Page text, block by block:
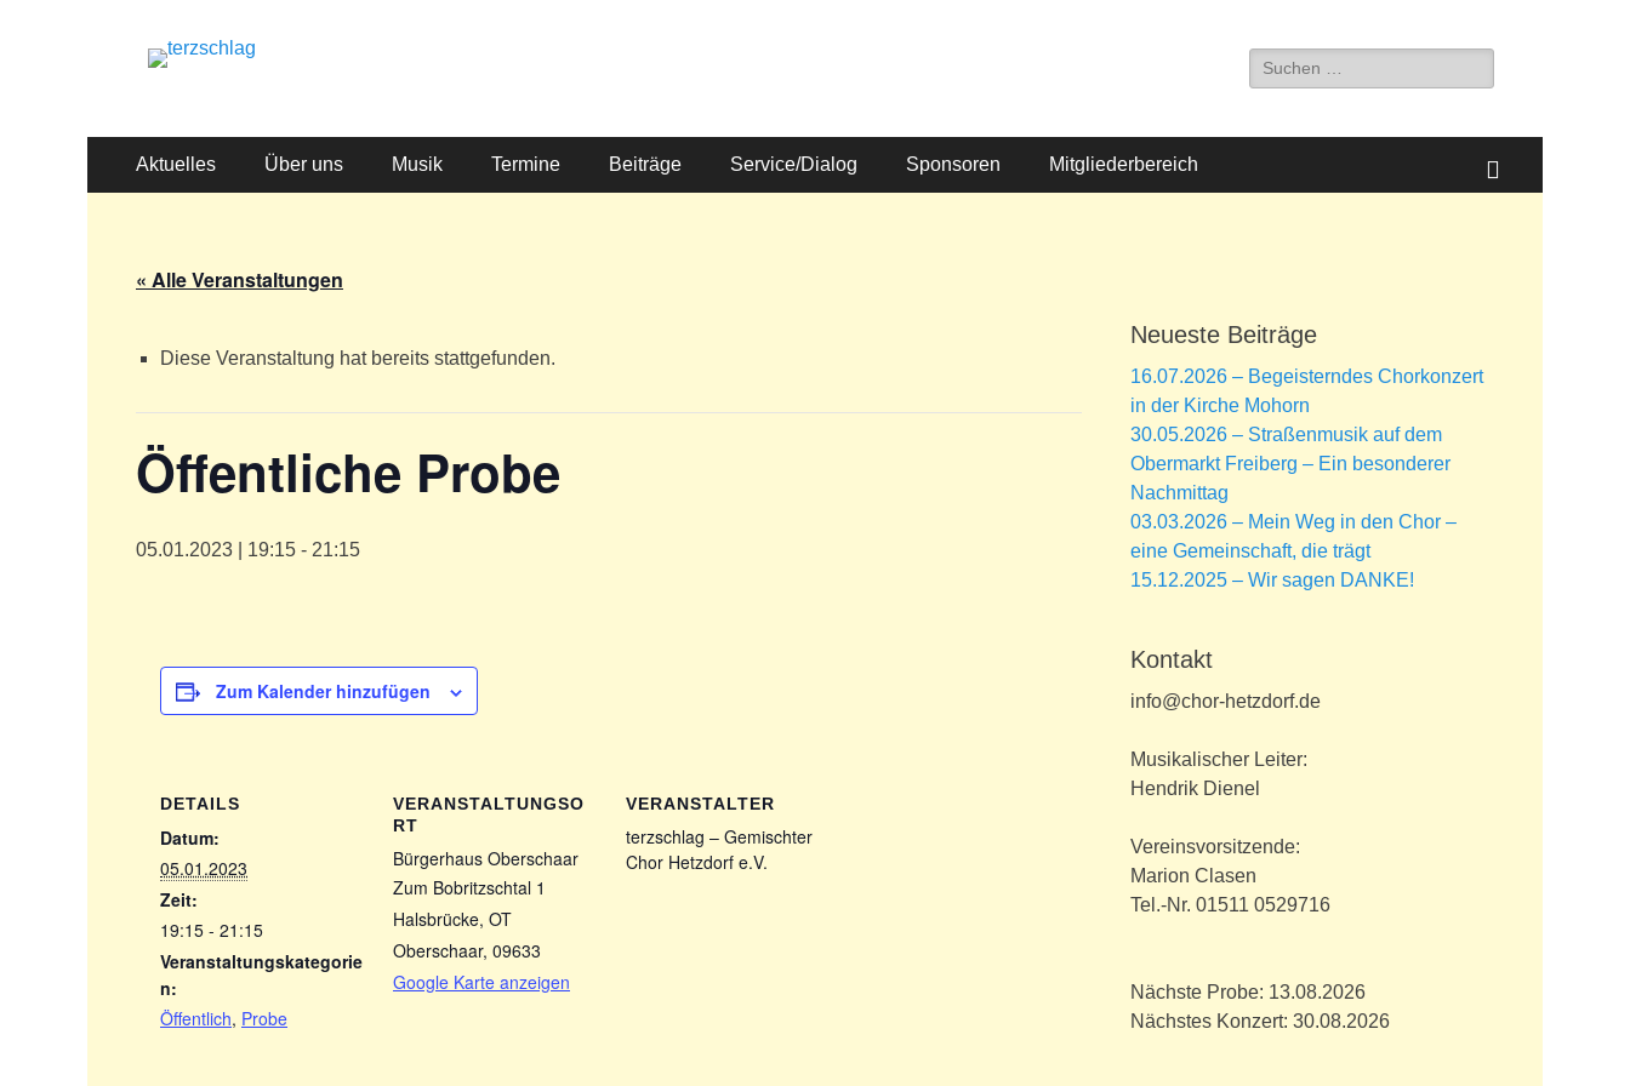
terzschlag
Gemischter Chor Hetzdorf e. V.
Suche
nach:
Primäres
Menü
Aktuelles Über uns Musik Termine Beiträge Service/Dialog Sponsoren Mitgliederbereich
« Alle Veranstaltungen
Diese Veranstaltung hat bereits stattgefunden.
Öffentliche Probe
05.01.2023 | 19:15 - 21:15
Zum Kalender hinzufügen
DETAILS
Datum:
05.01.2023
Zeit:
19:15 - 21:15
Veranstaltungskategorie
n:
Öffentlich, Probe
VERANSTALTUNGSO
RT
Bürgerhaus Oberschaar
Zum Bobritzschtal 1
Halsbrücke, OT
Oberschaar, 09633
Google Karte anzeigen
VERANSTALTER
terzschlag – Gemischter
Chor Hetzdorf e.V.
Neueste Beiträge
16.07.2026 – Begeisterndes Chorkonzert
in der Kirche Mohorn
30.05.2026 – Straßenmusik auf dem
Obermarkt Freiberg – Ein besonderer
Nachmittag
03.03.2026 – Mein Weg in den Chor –
eine Gemeinschaft, die trägt
15.12.2025 – Wir sagen DANKE!
Kontakt
info@chor-hetzdorf.de
Musikalischer Leiter:
Hendrik Dienel
Vereinsvorsitzende:
Marion Clasen
Tel.-Nr. 01511 0529716
Nächste Probe: 13.08.2026
Nächstes Konzert: 30.08.2026